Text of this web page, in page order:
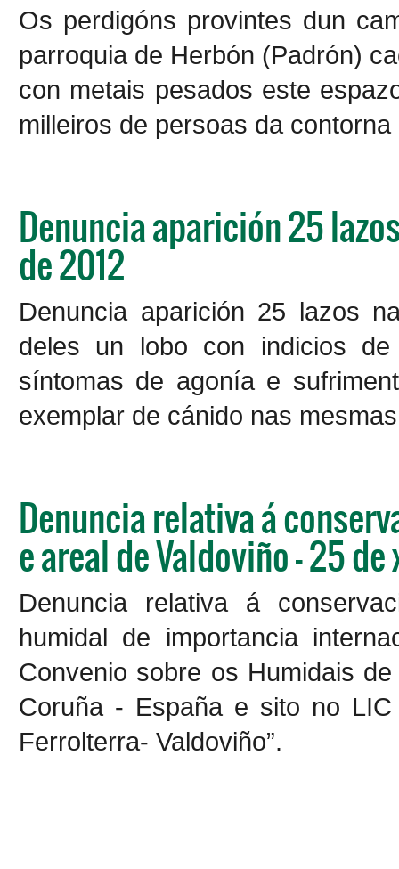
Os perdigóns provintes dun
parroquia de Herbón (Padrón)
con metais pesados este
milleiros de persoas da
Denuncia aparición 25
de 2012
Denuncia aparición 25 lazos
deles un lobo con indicios
síntomas de agonía e
exemplar de cánido nas
Denuncia relativa á
e areal de Valdoviño - 25
Denuncia relativa á
humidal de importancia
Convenio sobre os Humidais
Coruña - España e sito no LIC
Ferrolterra- Valdoviño”.